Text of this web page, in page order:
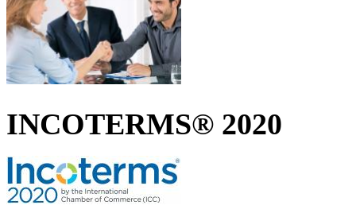
INCOTERMS® 2020